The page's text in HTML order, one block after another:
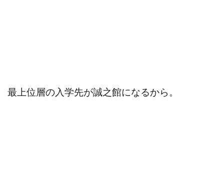
最上位層の入学先が誠之館になるから。